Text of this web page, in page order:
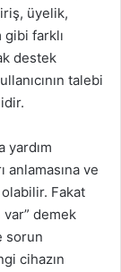
üyelik,
gibi farklı
destek
talebi
yardım
anlamasına ve
Fakat
demek
sorun
cihazın